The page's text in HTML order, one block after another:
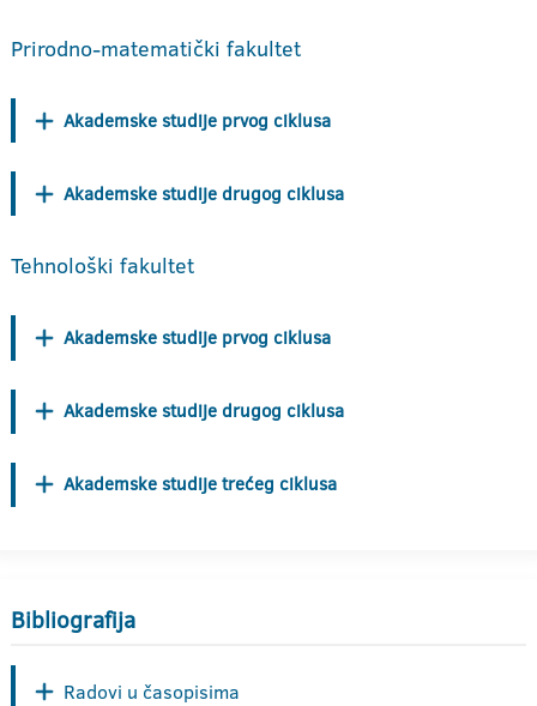
Prirodno-matematički fakultet
Akademske studije prvog ciklusa
Akademske studije drugog ciklusa
Tehnološki fakultet
Akademske studije prvog ciklusa
Akademske studije drugog ciklusa
Akademske studije trećeg ciklusa
Bibliografija
Radovi u časopisima